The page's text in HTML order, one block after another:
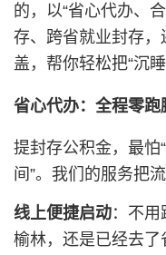
的，以“省心代办、
存、跨省就业封存
盖，帮你轻松把“沉
省心代办：全程零
提封存公积金，最怕
间”。我们的服务把
线上便捷启动：不用
榆林，还是已经去